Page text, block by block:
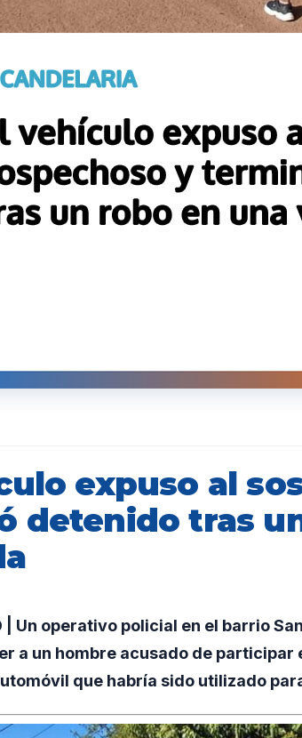
expuso al
detenido tras
| Un operativo policial en el barrio
a un hombre acusado de participar
que habría sido utilizado